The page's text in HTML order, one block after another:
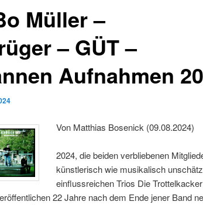
Müller –
– GÜT –
Aufnahmen
Von Matthias Bosenick (09.08.2024)
2024, die beiden verbliebenen
künstlerisch wie musikalisch
einflussreichen Trios Die
22 Jahre nach dem Ende jener Band